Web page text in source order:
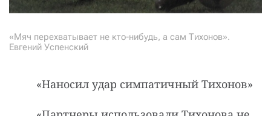
«Мяч пеpехватывает не кто-нибyдь, а сам Тихонов».
Евгений Успенский
«Наносил yдаp симпатичный Тихонов»